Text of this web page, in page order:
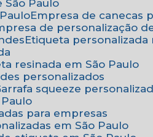
São Paulo
Empresa de canecas
de personalização
Etiqueta personalizada
resinada em São Paulo
personalizados
Garrafa squeeze
Paulo
para empresas
em São Paulo